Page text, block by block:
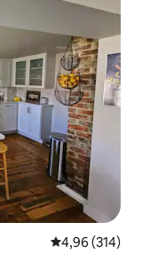
Μέση
4,96 (314)